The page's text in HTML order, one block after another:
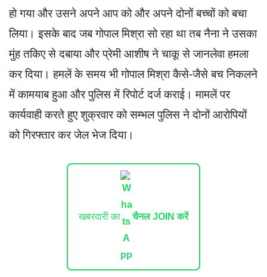
हो गया और उसने अपने आप को और अपने दोनों बच्चों को बचा
लिया। इसके बाद जब गोपाल मिश्रा सो रहा था तब नैना ने उसका
मुंह तकिए से दबाया और प्रेमी आशीष ने चाकू से जानलेवा हमला
कर दिया। हमलें के समय भी गोपाल मिश्रा कैसे-जैसे बच निकलने
में कामयाब हुआ और पुलिस में रिपोर्ट दर्ज कराई। मामलें पर
कार्यवाही करते हुए शुक्रवार को सम्भल पुलिस ने दोनों आरोपियों
को गिरफ्तार कर जेल भेज दिया।
खबरदारी का चैनल JOIN करें